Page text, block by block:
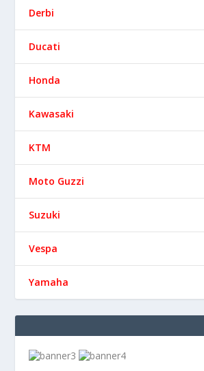
Derbi
Ducati
Honda
Kawasaki
KTM
Moto Guzzi
Suzuki
Vespa
Yamaha